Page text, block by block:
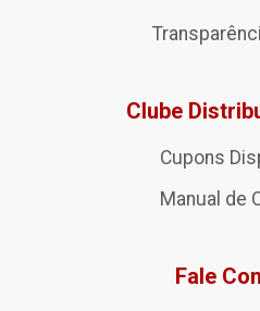
Clube
Cupons
Manual de
Fale